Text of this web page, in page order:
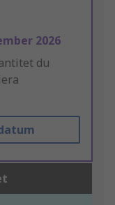
2026
du